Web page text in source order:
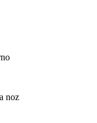
noz